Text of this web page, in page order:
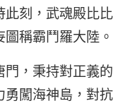
此刻，武魂殿比比
稱霸鬥羅大陸。
門，秉持對正義的
勇闖海神島，對抗